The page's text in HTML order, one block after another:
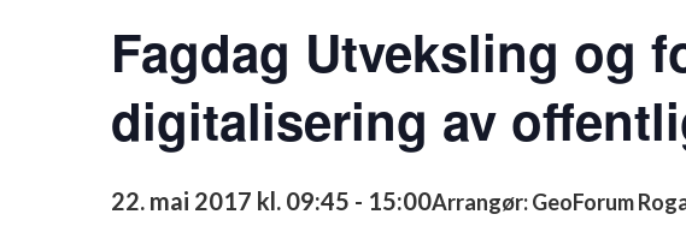
Fagdag Utveksling og
digitalisering av
22. mai 2017 kl. 09:45 - 15:00Arrangør: GeoForum